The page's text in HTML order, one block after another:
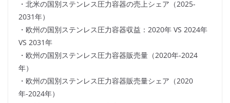
・北米の国別ステンレス圧力容器の売上シェア（2025-
2031年）
・欧州の国別ステンレス圧力容器収益：2020年 VS 2024年
VS 2031年
・欧州の国別ステンレス圧力容器販売量（2020年-2024
年）
・欧州の国別ステンレス圧力容器販売量シェア（2020
年-2024年）